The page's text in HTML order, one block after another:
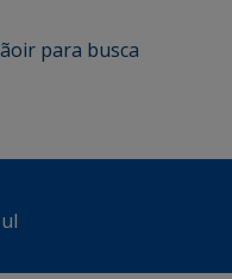
ir para busca